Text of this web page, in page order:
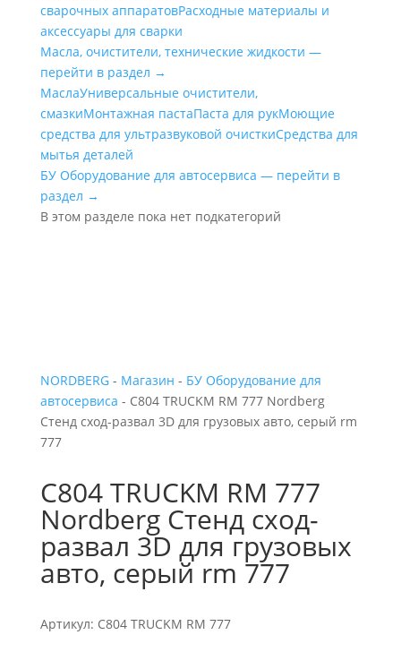
сварочных аппаратовРасходные материалы и
аксессуары для сварки
Масла, очистители, технические жидкости —
перейти в раздел →
МаслаУниверсальные очистители,
смазкиМонтажная пастаПаста для рукМоющие
средства для ультразвуковой очисткиСредства для
мытья деталей
БУ Оборудование для автосервиса — перейти в
раздел →
В этом разделе пока нет подкатегорий
NORDBERG- Магазин - БУ Оборудование для
автосервиса - C804 TRUCKM RM 777 Nordberg
Стенд сход-развал 3D для грузовых авто, серый rm
777
C804 TRUCKM RM 777
Nordberg Стенд сход-
развал 3D для грузовых
авто, серый rm 777
Артикул: C804 TRUCKM RM 777